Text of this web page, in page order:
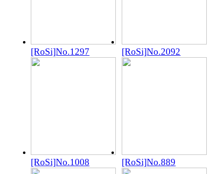
[RoSi]No.1297 [RoSi]No.2092
[RoSi]No.1008 [RoSi]No.889